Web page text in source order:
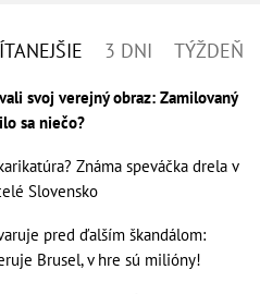
3 DNI TÝŽDEŇ
svoj verejný obraz: Zamilovaný
sa niečo?
Známa speváčka drela v
Slovensko
pred ďalším škandálom:
Brusel, v hre sú milióny!